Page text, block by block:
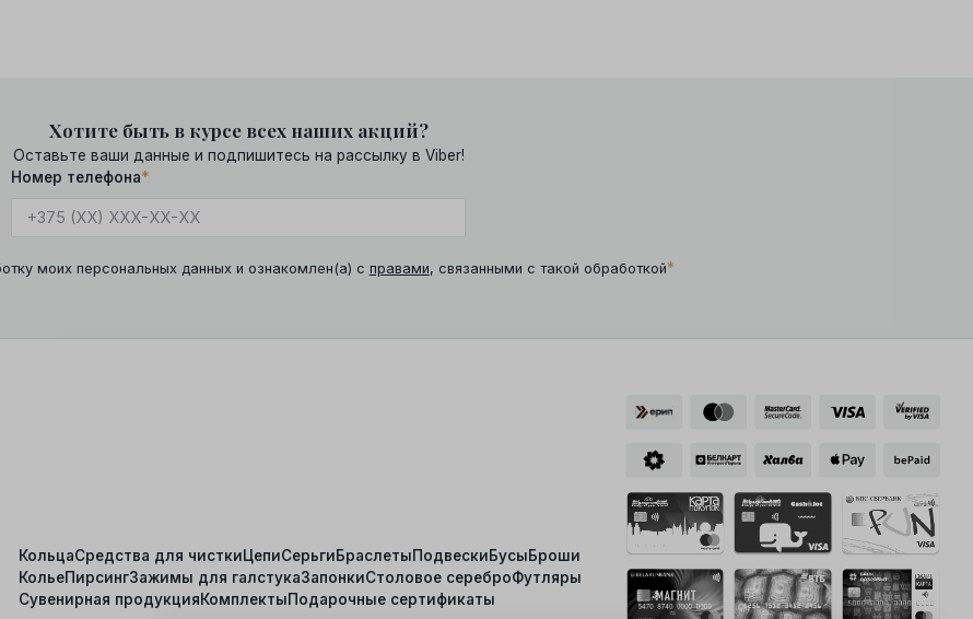
Хотите быть в курсе всех наших акций?
Оставьте ваши данные и подпишитесь на рассылку в Viber!
Номер телефона*
моих персональных данных и ознакомлен(а) с правами, связанными с такой обработкой*
КольцаСредства для чисткиЦепиСерьгиБраслетыПодвескиБусыБроши
КольеПирсингЗажимы для галстукаЗапонкиСтоловое сереброФутляры
Сувенирная продукцияКомплектыПодарочные сертификаты